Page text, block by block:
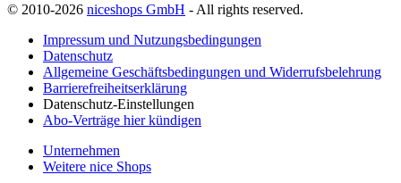
© 2010-2026 niceshops GmbH - All rights reserved.
Impressum und Nutzungsbedingungen
Datenschutz
Allgemeine Geschäftsbedingungen und Widerrufsbelehrung
Barrierefreiheitserklärung
Datenschutz-Einstellungen
Abo-Verträge hier kündigen
Unternehmen
Weitere nice Shops